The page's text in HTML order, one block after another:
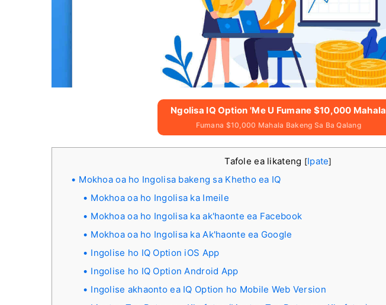
Ngolisa IQ Option 'me U Fumane $10,000 Mahala
Fumana $10,000 Mahala Bakeng Sa Ba Qalang
Tafole ea likateng [Ipate]
Mokhoa oa ho Ingolisa bakeng sa Khetho ea IQ
Mokhoa oa ho Ingolisa ka Imeile
Mokhoa oa ho Ingolisa ka ak'haonte ea Facebook
Mokhoa oa ho Ingolisa ka Ak'haonte ea Google
Ingolise ho IQ Option iOS App
Ingolise ho IQ Option Android App
Ingolise akhaonto ea IQ Option ho Mobile Web Version